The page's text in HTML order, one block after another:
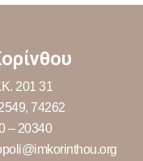
201 31
74262
– 20340